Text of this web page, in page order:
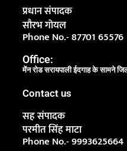
प्रधान संपादक
सौरभ गोयल
Phone No.- 87701 65576
Office:
मेंन रोड सरायपाली ईदगाह के सामने
Contact us
सह संपादक
परमीत सिंह माटा
Phone No.- 9993625664